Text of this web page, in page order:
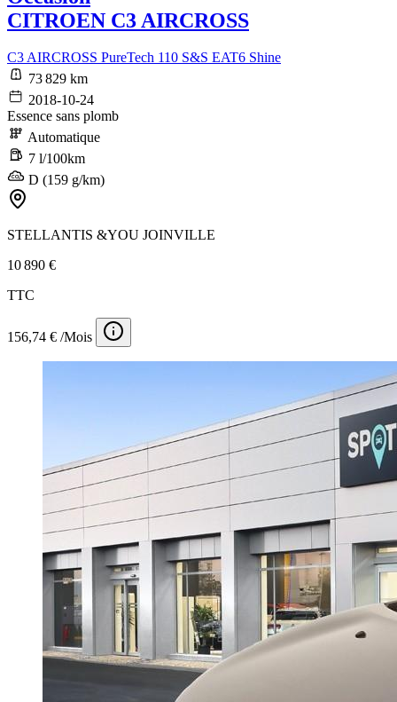
CITROEN C3 AIRCROSS
C3 AIRCROSS PureTech 110 S&S EAT6 Shine
73 829 km
2018-10-24
Essence sans plomb
Automatique
7 l/100km
D (159 g/km)
STELLANTIS &YOU JOINVILLE
10 890 €
TTC
156,74 € /Mois